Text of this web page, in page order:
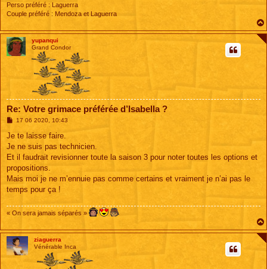
Perso préféré : Laguerra
Couple préféré : Mendoza et Laguerra
yupanqui
Grand Condor
Re: Votre grimace préférée d’Isabella ?
M
s
a
g
17 06 2020, 10:43
Je te laisse faire.
Je ne suis pas technicien.
Et il faudrait revisionner toute la saison 3 pour noter toutes les options et
propositions.
Mais moi je ne m’ennuie pas comme certains et vraiment je n’ai pas le
temps pour ça !
« On sera jamais séparés »
ziaguerra
Vénérable Inca